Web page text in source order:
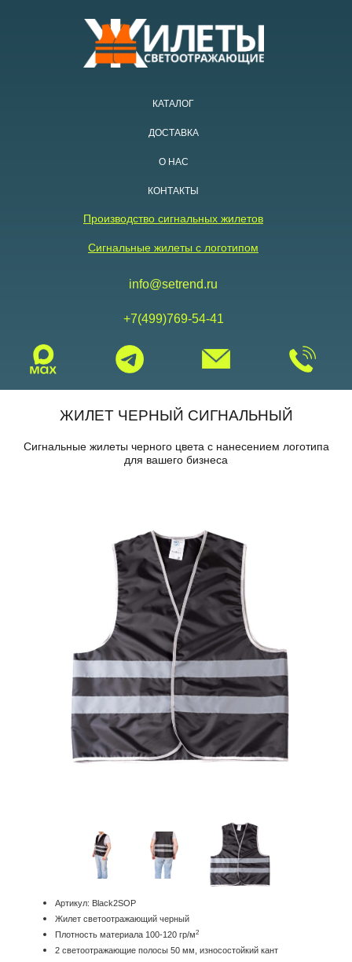
КАТАЛОГ
ДОСТАВКА
О НАС
КОНТАКТЫ
Производство сигнальных жилетов
Сигнальные жилеты с логотипом
info@setrend.ru
+7(499)769-54-41
ЖИЛЕТ ЧЕРНЫЙ СИГНАЛЬНЫЙ
Сигнальные жилеты черного цвета с нанесением логотипа
для вашего бизнеса
Артикул: Black2SOP
Жилет светоотражающий черный
Плотность материала 100-120 гр/м2
2 светоотражающие полосы 50 мм, износостойкий кант